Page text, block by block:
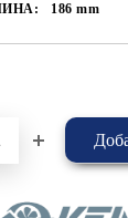
186mm